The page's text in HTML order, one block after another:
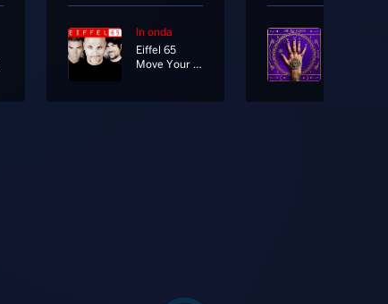
In onda
Eiffel 65
Move Your Body